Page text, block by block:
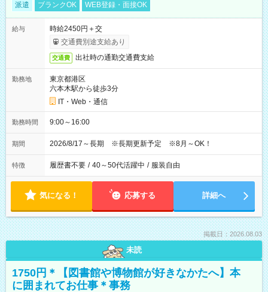
派遣 ブランクOK WEB登録・面接OK
給与
時給2450円＋交
交通費別途支給あり
交通費 出社時の通勤交通費支給
勤務地
東京都港区
六本木駅から徒歩3分
IT・Web・通信
勤務時間 9:00～16:00
期間 2026/8/17～長期 ※長期更新予定 ※8月～OK！
特徴 履歴書不要 / 40～50代活躍中 / 服装自由
気になる！ 応募する 詳細へ
掲載日：2026.08.03
未読
1750円＊【図書館や博物館が好きなかたへ】本
に囲まれてお仕事＊事務